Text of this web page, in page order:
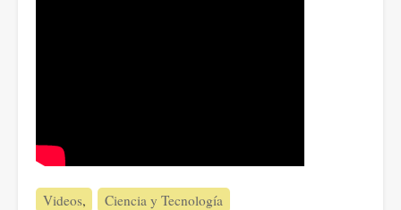
Videos Ciencia y Tecnología